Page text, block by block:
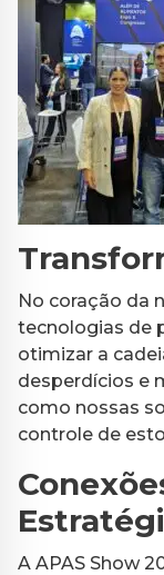
No coração da
tecnologias de
otimizar a
desperdícios e
como nossas
controle de
A APAS Show